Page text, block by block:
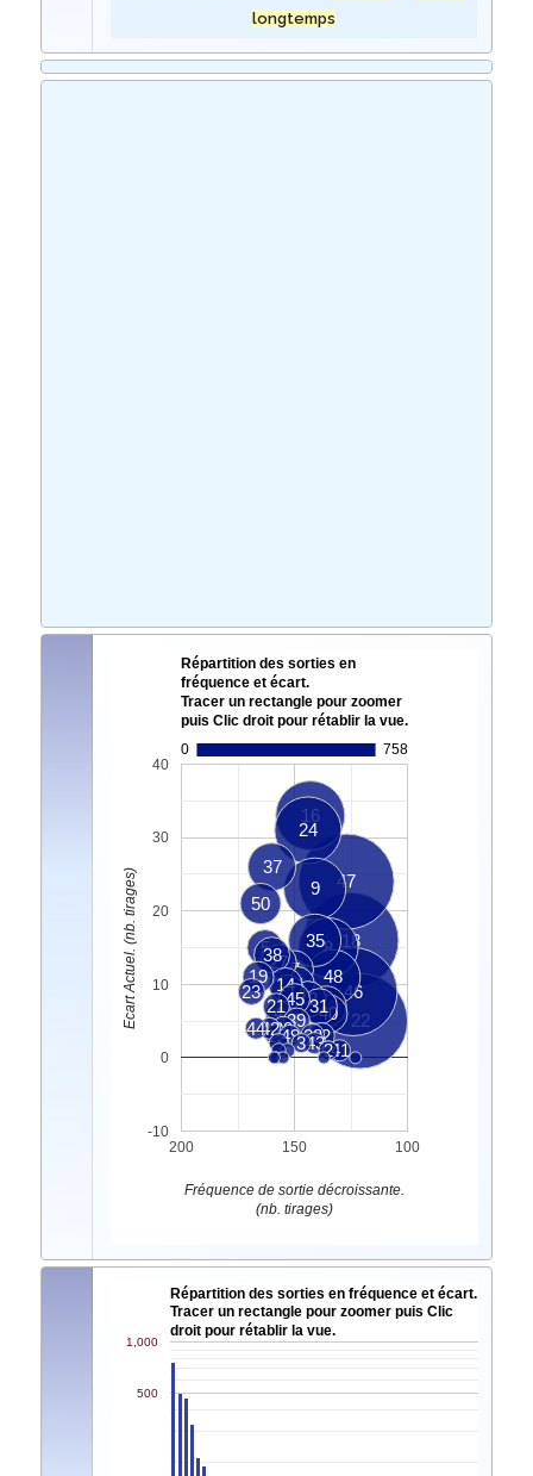
longtemps
Répartition des sorties en
fréquence et écart.
Tracer un rectangle pour zoomer
puis Clic droit pour rétablir la vue.
0
758
18
22
47
46
16
24
9
8
48
35
37
34
50
7
40
5
6
11
13
27
31
38
1
14
19
45
4
21
23
32
39
20 28
10
15
41
42
43
44 49
2
3
200 150 100
-10
0
10
20
30
40
Fréquence de sortie décroissante.
(nb. tirages)
Ecart Actuel. (nb. tirages)
Répartition des sorties en fréquence et écart.
Tracer un rectangle pour zoomer puis Clic
droit pour rétablir la vue.
500
1,000